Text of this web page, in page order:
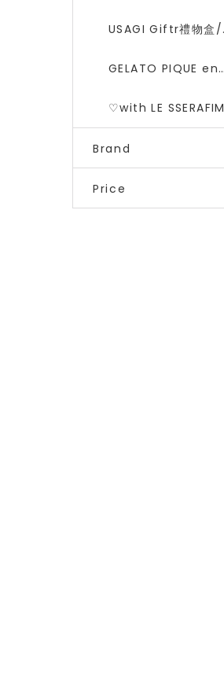
USAGI Giftr禮物盒/包裝盒
GELATO PIQUE encounters DRAGON QUEST 勇者鬥惡龍 二彈
♡with LE SSERAFIM
Brand
Price